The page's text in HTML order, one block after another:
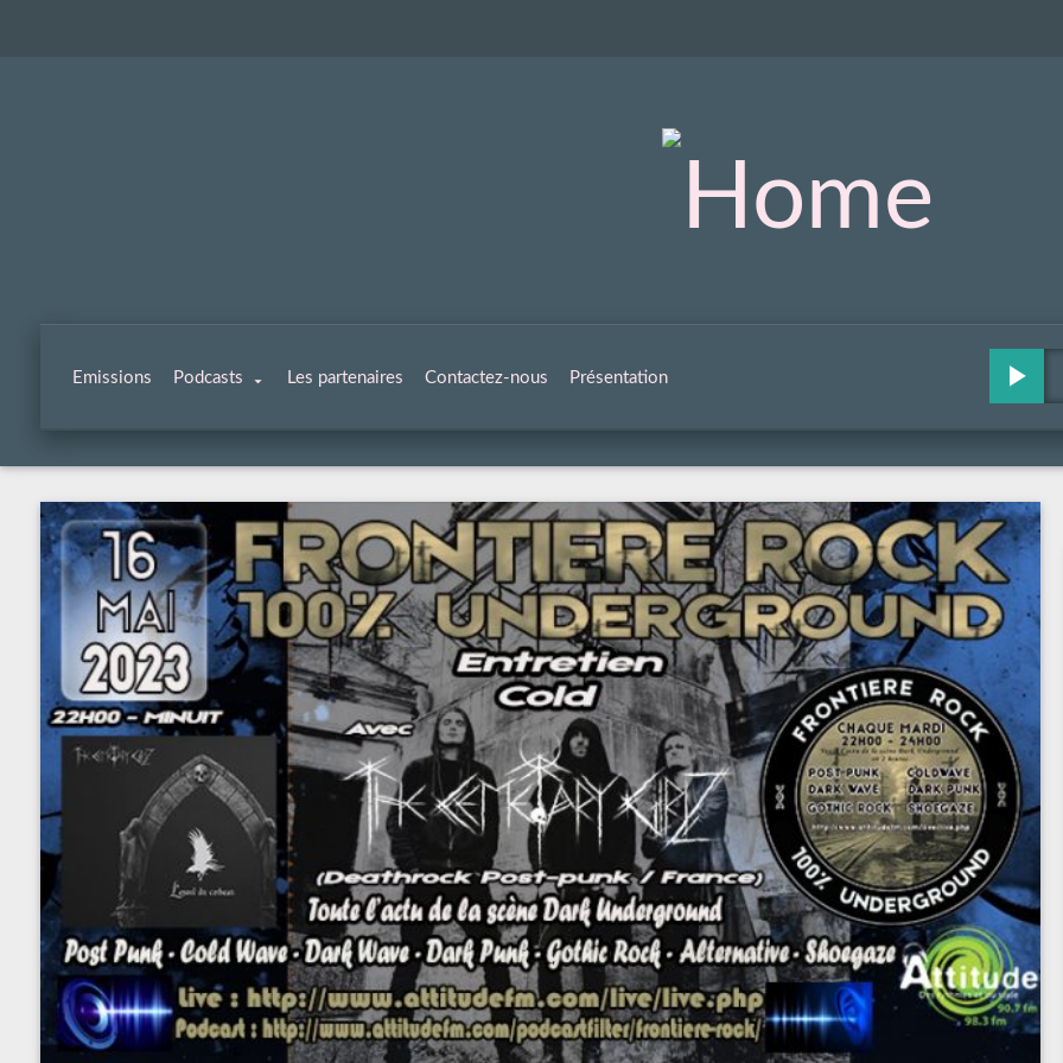
Emissions Podcasts Les partenaires Contactez-nous Présentation